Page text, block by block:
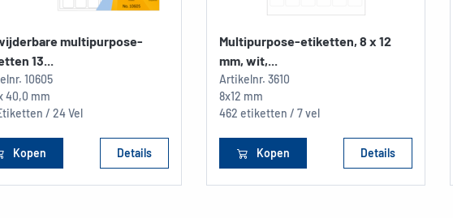
multipurpose-
13...
10605
40,0 mm
/ 24 Vel
Kopen Details
Multipurpose-etiketten, 8 x 12
mm, wit,...
Artikelnr. 3610
8x12 mm
462 etiketten / 7 vel
Kopen Details